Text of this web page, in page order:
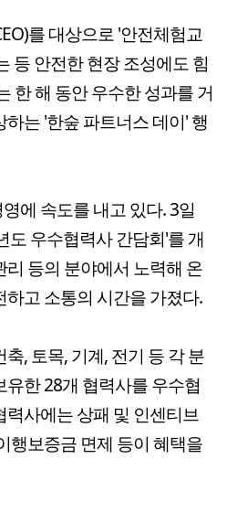
를 대상으로 '안전체험교
등 안전한 현장 조성에도 힘
한 해 동안 우수한 성과를 거
는 '한숲 파트너스 데이' 행
에 속도를 내고 있다. 3일
도 우수협력사 간담회'를 개
등의 분야에서 노력해 온
고 소통의 시간을 가졌다.
, 토목, 기계, 전기 등 각 분
한 28개 협력사를 우수협
사에는 상패 및 인센티브
행보증금 면제 등이 혜택을